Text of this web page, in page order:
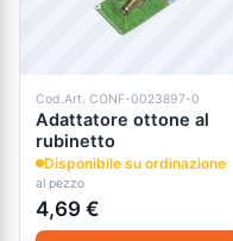
Cod.Art. CONF-0023897-0
Adattatore ottone al
rubinetto
Disponibile su ordinazione
al pezzo
4,69 €